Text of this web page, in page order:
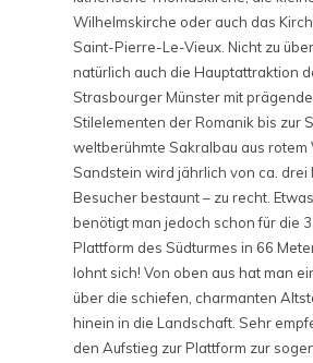
Wilhelmskirche oder auch das
Saint-Pierre-Le-Vieux. Nicht zu
natürlich auch die Hauptattraktion
Strasbourger Münster mit
Stilelementen der Romanik bis zur
weltberühmte Sakralbau aus rotem
Sandstein wird jährlich von ca. drei
Besucher bestaunt – zu recht.
benötigt man jedoch schon für die
Plattform des Südturmes in 66
lohnt sich! Von oben aus hat man
über die schiefen, charmanten
hinein in die Landschaft. Sehr
den Aufstieg zur Plattform zur